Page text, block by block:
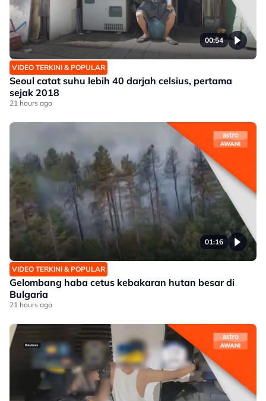
00:54
VIDEO TERKINI & POPULAR
Seoul catat suhu lebih 40 darjah celsius, pertama
sejak 2018
21 hours ago
01:16
VIDEO TERKINI & POPULAR
Gelombang haba cetus kebakaran hutan besar di
Bulgaria
21 hours ago